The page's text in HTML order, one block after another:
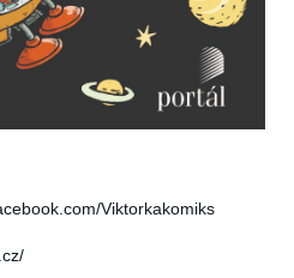
Viktorkakomiks